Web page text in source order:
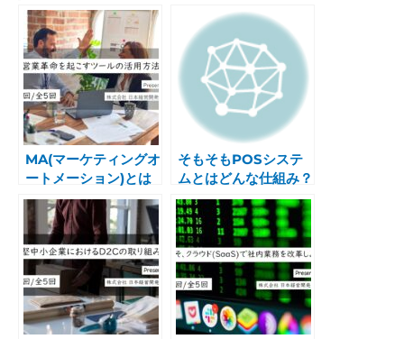
MA(マーケティングオ
ートメーション)とは
そもそもPOSシステ
ムとはどんな仕組み？